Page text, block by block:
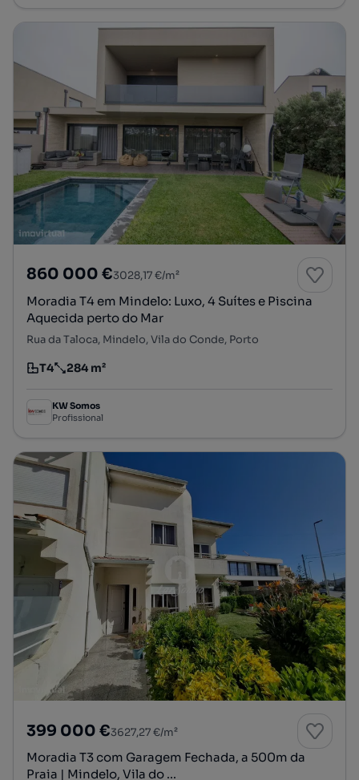
860 000 €3028,17 €/m²
Moradia T4 em Mindelo: Luxo, 4 Suítes e Piscina
Aquecida perto do Mar
Rua da Taloca, Mindelo, Vila do Conde, Porto
Tipologia
T4
Preço por metro quadrado
284 m²
KW Somos
Profissional
399 000 €3627,27 €/m²
Moradia T3 com Garagem Fechada, a 500m da
Praia | Mindelo, Vila do ...